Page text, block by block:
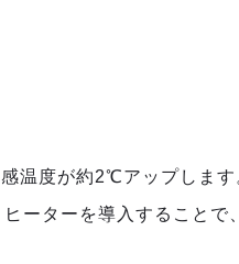
温度が約2℃アップします
ーターを導入することで